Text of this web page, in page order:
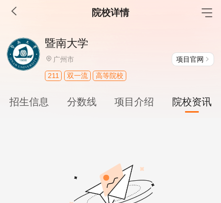
院校详情
MBA工商管理
院校库 考试报名
报名流程
考试真题
报考经验 招生简章
MEM工程管理
考试报名 招生政策 学制学费
报考经验 招生简章
暨南大学
广州市 项目官网
211 双一流 高等院校
招生信息 分数线 项目介绍 院校资讯